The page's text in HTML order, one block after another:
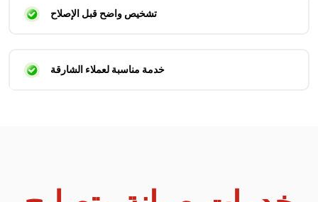
تشخيص واضح قبل الإصلاح
خدمة مناسبة لعملاء الشارقة
خدمات صيانة وتصليح